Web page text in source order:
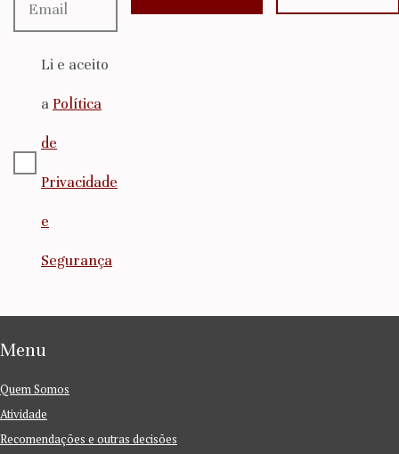
Li e aceito
a Política
de
Privacidade
e
Segurança
Menu
Quem Somos
Atividade
Recomendações e outras decisões